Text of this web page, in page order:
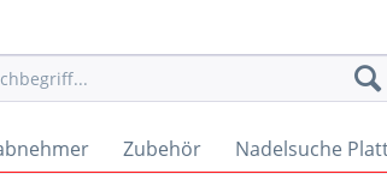
Zubehör Nadelsuche